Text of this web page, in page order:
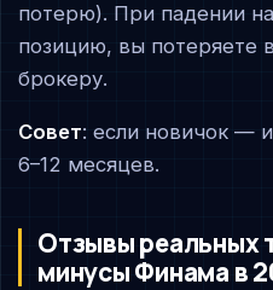
потерю). При падении
позицию, вы потеряете
брокеру.
Совет: если новичок —
6–12 месяцев.
Отзывы реальных
минусы Финама в